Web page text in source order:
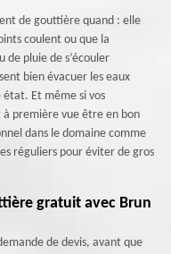
de gouttière quand : elle
coulent ou que la
de pluie de s’écouler
bien évacuer les eaux
Et même si vos
première vue être en bon
dans le domaine comme
réguliers pour éviter de gros
gratuit avec Brun
de devis, avant que